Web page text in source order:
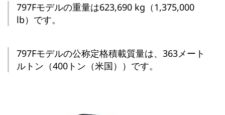
797Fモデルの重量は623,690 kg（1,375,000
lb）です。
797Fモデルの公称定格積載質量は、363メート
ルトン（400トン（米国））です。